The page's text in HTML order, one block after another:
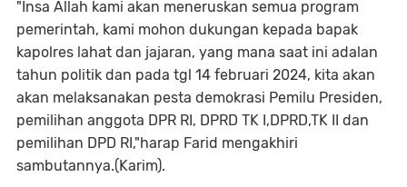
"Insa Allah kami akan meneruskan semua program
pemerintah, kami mohon dukungan kepada bapak
kapolres lahat dan jajaran, yang mana saat ini adalan
tahun politik dan pada tgl 14 februari 2024, kita akan
akan melaksanakan pesta demokrasi Pemilu Presiden,
pemilihan anggota DPR RI, DPRD TK I,DPRD,TK II dan
pemilihan DPD RI,"harap Farid mengakhiri
sambutannya.(Karim).